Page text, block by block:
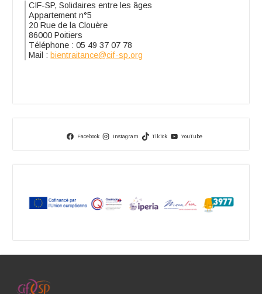
CIF-SP, Solidaires entre les âges
Appartement n°5
20 Rue de la Clouère
86000 Poitiers
Téléphone : 05 49 37 07 78
Mail : bientraitance@cif-sp.org
Facebook Instagram TikTok YouTube